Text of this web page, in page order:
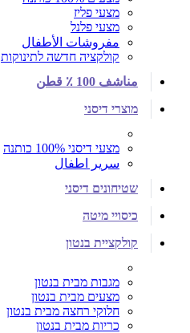
מצעי פליז
מצעי פלנל
مفروشات الأطفال
קולקציה חדשה לתינוקות
مناشف 100 ٪ قطن
מוצרי דיסני
מצעי דיסני 100% כותנה
سرير اطفال
שטיחונים דיסני
כיסויי מיטה
קולקציית בנטון
מגבות מבית בנטון
מצעים מבית בנטון
חלוקי רחצה מבית בנטון
כריות מבית בנטון